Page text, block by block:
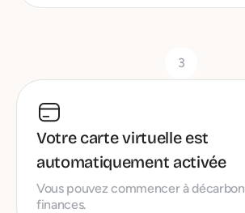
3
Votre carte virtuelle est
automatiquement activée
Vous pouvez commencer à
finances.